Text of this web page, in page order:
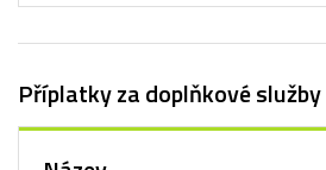
Příplatky za doplňkové služby